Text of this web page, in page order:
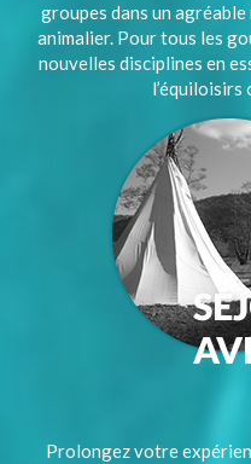
groupes dans un
animalier. Pour tous les
nouvelles disciplines en
l’équiloisirs
Prolongez votre